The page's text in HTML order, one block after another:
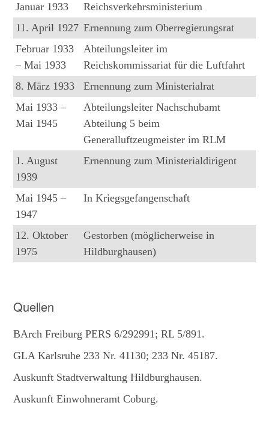
Januar 1933
Reichsverkehrsministerium
11. April 1927 Ernennung zum Oberregierungsrat
Februar 1933
– Mai 1933
Abteilungsleiter im
Reichskommissariat für die Luftfahrt
8. März 1933
Ernennung zum Ministerialrat
Mai 1933 –
Mai 1945
Abteilungsleiter Nachschubamt
Abteilung 5 beim
Generalluftzeugmeister im RLM
1. August
1939
Ernennung zum Ministerialdirigent
Mai 1945 –
1947
In Kriegsgefangenschaft
12. Oktober
1975
Gestorben (möglicherweise in
Hildburghausen)
Quellen
BArch Freiburg PERS 6/292991; RL 5/891.
GLA Karlsruhe 233 Nr. 41130; 233 Nr. 45187.
Auskunft Stadtverwaltung Hildburghausen.
Auskunft Einwohneramt Coburg.